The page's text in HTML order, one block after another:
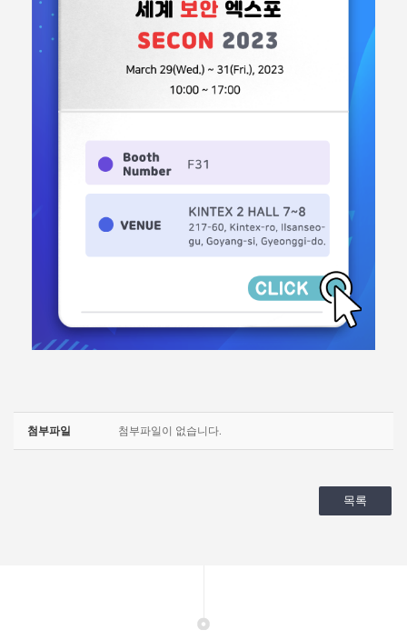
첨부파일 첨부파일이 없습니다.
목록